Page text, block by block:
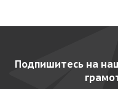
Подпишитесь на